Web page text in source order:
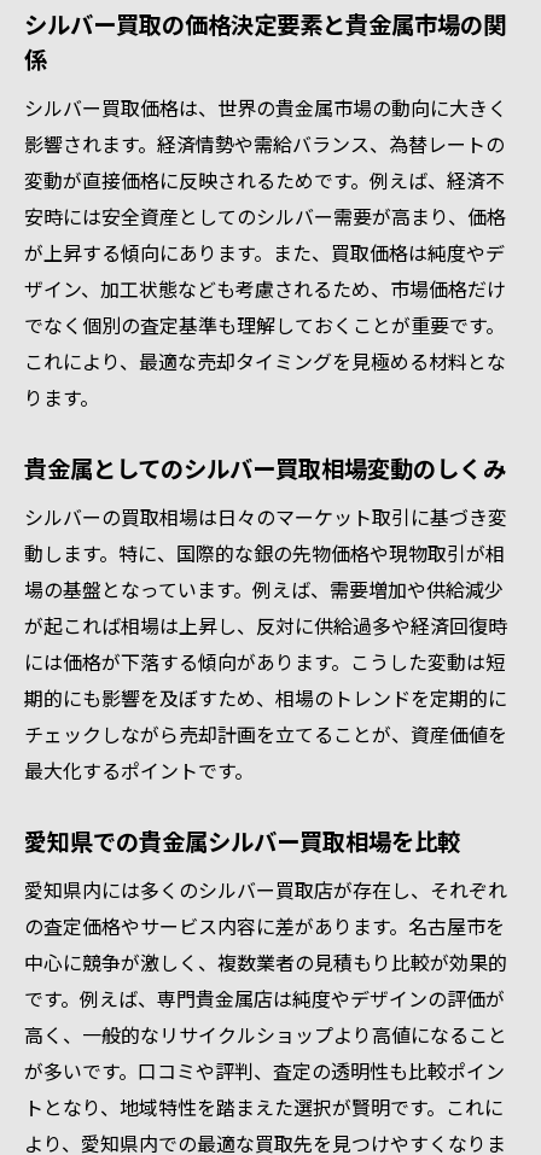
シルバー買取の価格決定要素と貴金属市場の関
係
シルバー買取価格は、世界の貴金属市場の動向に大きく
影響されます。経済情勢や需給バランス、為替レートの
変動が直接価格に反映されるためです。例えば、経済不
安時には安全資産としてのシルバー需要が高まり、価格
が上昇する傾向にあります。また、買取価格は純度やデ
ザイン、加工状態なども考慮されるため、市場価格だけ
でなく個別の査定基準も理解しておくことが重要です。
これにより、最適な売却タイミングを見極める材料とな
ります。
貴金属としてのシルバー買取相場変動のしくみ
シルバーの買取相場は日々のマーケット取引に基づき変
動します。特に、国際的な銀の先物価格や現物取引が相
場の基盤となっています。例えば、需要増加や供給減少
が起これば相場は上昇し、反対に供給過多や経済回復時
には価格が下落する傾向があります。こうした変動は短
期的にも影響を及ぼすため、相場のトレンドを定期的に
チェックしながら売却計画を立てることが、資産価値を
最大化するポイントです。
愛知県での貴金属シルバー買取相場を比較
愛知県内には多くのシルバー買取店が存在し、それぞれ
の査定価格やサービス内容に差があります。名古屋市を
中心に競争が激しく、複数業者の見積もり比較が効果的
です。例えば、専門貴金属店は純度やデザインの評価が
高く、一般的なリサイクルショップより高値になること
が多いです。口コミや評判、査定の透明性も比較ポイン
トとなり、地域特性を踏まえた選択が賢明です。これに
より、愛知県内での最適な買取先を見つけやすくなりま